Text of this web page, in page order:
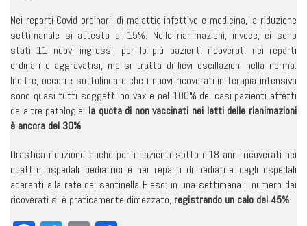
Nei reparti Covid ordinari, di malattie infettive e medicina, la riduzione
settimanale si attesta al 15%. Nelle rianimazioni, invece, ci sono
stati 11 nuovi ingressi, per lo più pazienti ricoverati nei reparti
ordinari e aggravatisi, ma si tratta di lievi oscillazioni nella norma.
Inoltre, occorre sottolineare che i nuovi ricoverati in terapia intensiva
sono quasi tutti soggetti no vax e nel 100% dei casi pazienti affetti
da altre patologie: la quota di non vaccinati nei letti delle rianimazioni
è ancora del 30%.
Drastica riduzione anche per i pazienti sotto i 18 anni ricoverati nei
quattro ospedali pediatrici e nei reparti di pediatria degli ospedali
aderenti alla rete dei sentinella Fiaso: in una settimana il numero dei
ricoverati si è praticamente dimezzato, registrando un calo del 45%.